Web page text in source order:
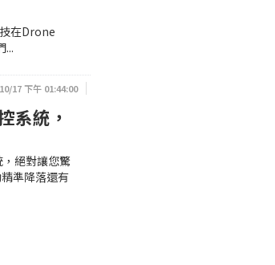
在Drone
...
17 下午 01:44:00
系統，
絕對讓您驚
準降落還有